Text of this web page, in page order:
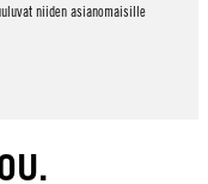
niiden asianomaisille